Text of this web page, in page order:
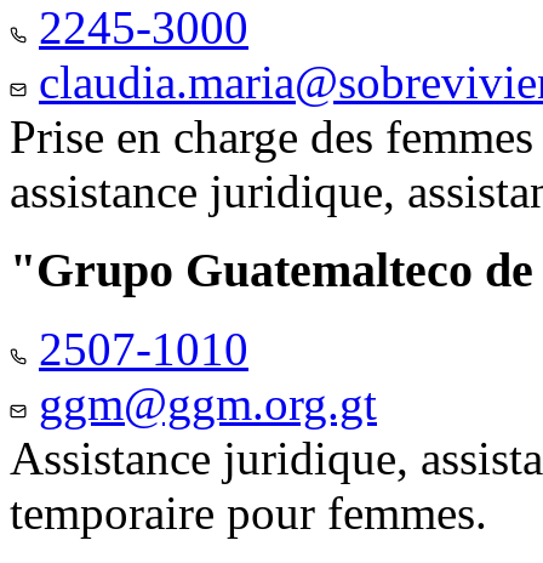
2245-3000
Prise en charge des
assistance juridique,
"Grupo Guatemalteco
2507-1010
ggm@ggm.org.gt
Assistance juridique,
temporaire pour femmes.